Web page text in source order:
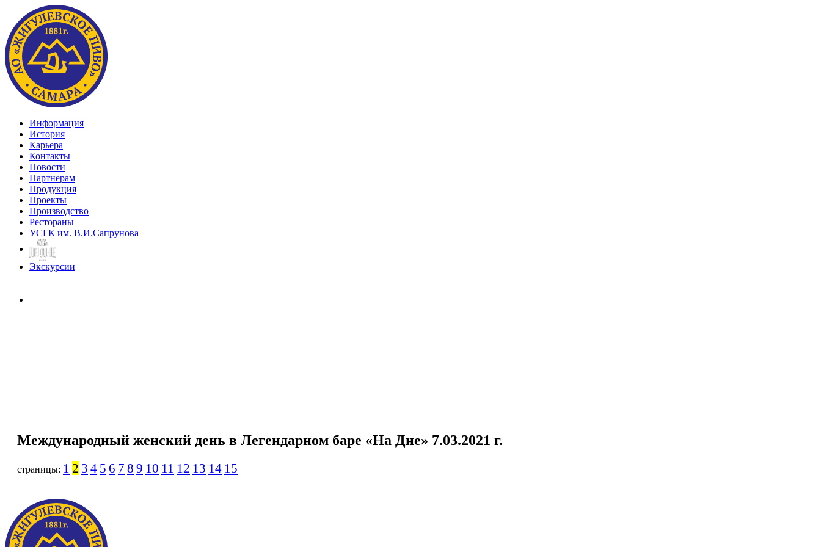
Информация
История
Карьера
Контакты
Новости
Партнерам
Продукция
Проекты
Производство
Рестораны
УСГК им. В.И.Сапрунова
Экскурсии
Международный женский день в Легендарном баре «На Дне» 7.03.2021 г.
страницы: 1 2 3 4 5 6 7 8 9 10 11 12 13 14 15